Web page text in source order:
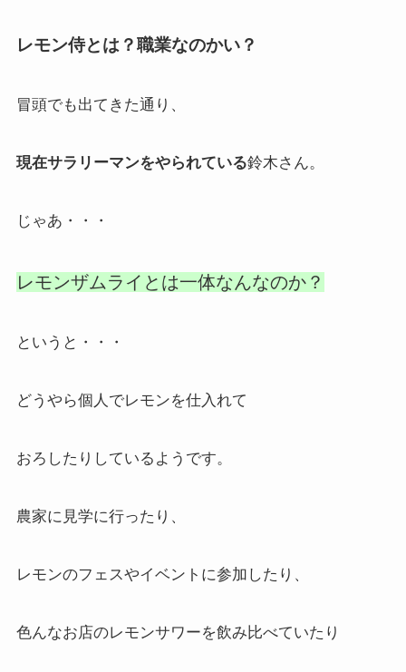
レモン侍とは？職業なのかい？
冒頭でも出てきた通り、
現在サラリーマンをやられている鈴木さん。
じゃあ・・・
レモンザムライとは一体なんなのか？
というと・・・
どうやら個人でレモンを仕入れて
おろしたりしているようです。
農家に見学に行ったり、
レモンのフェスやイベントに参加したり、
色んなお店のレモンサワーを飲み比べていたり